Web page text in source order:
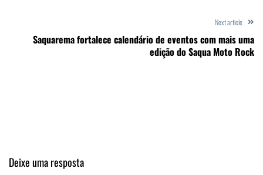
Next article
Saquarema fortalece calendário de eventos com mais uma
edição do Saqua Moto Rock
Deixe uma resposta